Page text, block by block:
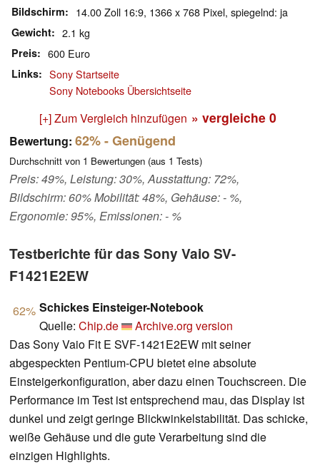
Bildschirm 14.00 Zoll 16:9, 1366 x 768 Pixel, spiegelnd: ja
Gewicht 2.1 kg
Preis 600 Euro
Links
Sony Startseite
Sony Notebooks Übersichtseite
[+] Zum Vergleich hinzufügen » vergleiche 0
Bewertung: 62%- Genügend
Durchschnitt von 1 Bewertungen (aus 1 Tests)
Preis: 49%, Leistung: 30%, Ausstattung: 72%,
Bildschirm: 60% Mobilität: 48%, Gehäuse: - %,
Ergonomie: 95%, Emissionen: - %
Testberichte für das Sony Vaio SV-
F1421E2EW
62% Schickes Einsteiger-Notebook
Quelle: Chip.de
Archive.org version
Das Sony Vaio Fit E SVF-1421E2EW mit seiner
abgespeckten Pentium-CPU bietet eine absolute
Einsteigerkonfiguration, aber dazu einen Touchscreen. Die
Performance im Test ist entsprechend mau, das Display ist
dunkel und zeigt geringe Blickwinkelstabilität. Das schicke,
weiße Gehäuse und die gute Verarbeitung sind die
einzigen Highlights.